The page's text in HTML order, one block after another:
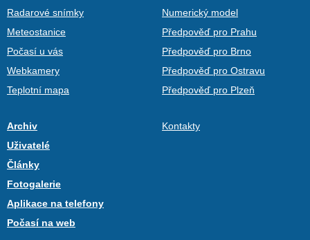
Radarové snímky
Meteostanice
Počasí u vás
Webkamery
Teplotní mapa
Numerický model
Předpověď pro Prahu
Předpověď pro Brno
Předpověď pro Ostravu
Předpověď pro Plzeň
Archiv
Uživatelé
Články
Fotogalerie
Aplikace na telefony
Počasí na web
Kontakty